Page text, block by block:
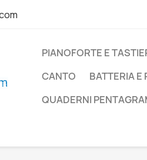
PIANOFORTE E
CANTO
BATTERIA E
QUADERNI